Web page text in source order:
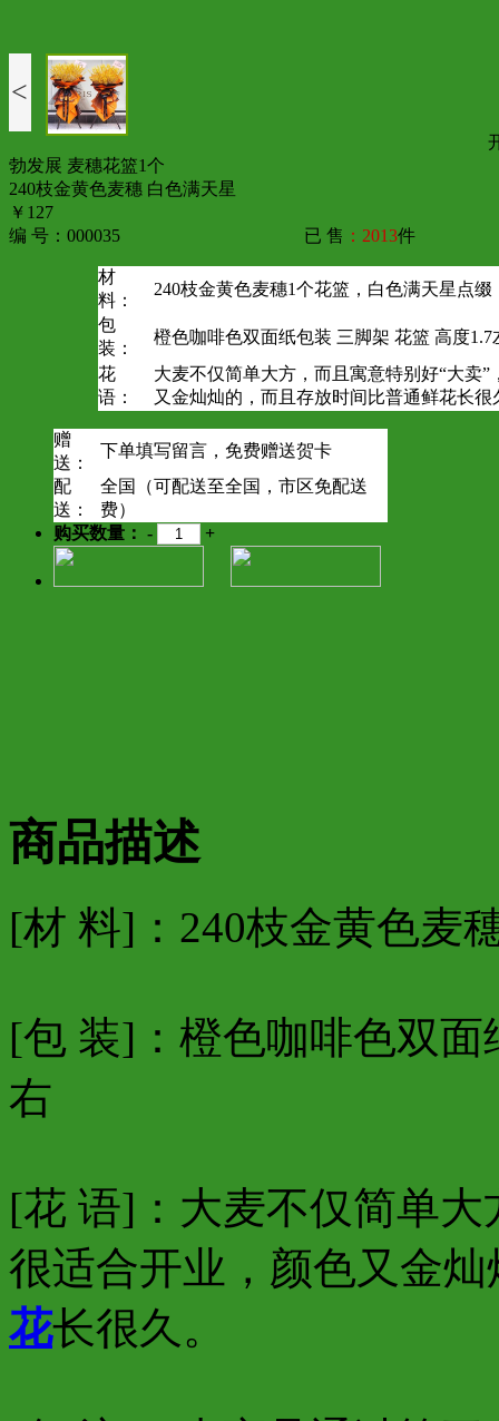
<
勃发展 麦穗花篮1个
240枝金黄色麦穗 白色满天星
￥127
编 号：000035
已 售 ：2013件
材
料：
240枝金黄色麦穗1个花篮，白色满天星点缀
包
装：
橙色咖啡色双面纸包装 三脚架 花篮 高度1.7
花
语：
大麦不仅简单大方，而且寓意特别好“大卖”
又金灿灿的，而且存放时间比普通鲜花长很
赠
送：
下单填写留言，免费赠送贺卡
配
送：
全国（可配送至全国，市区免配送
费）
购买数量： - +
商品描述
[材 料]：240枝金黄色麦
[包 装]：橙色咖啡色双
右
[花 语]：大麦不仅简单大
很适合开业，颜色又金
花长很久。